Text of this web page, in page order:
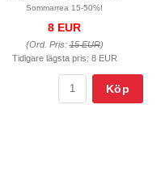
Sommarrea 15-50%!
8 EUR
(Ord. Pris:15 EUR)
Tidigare lägsta pris: 8 EUR
Köp